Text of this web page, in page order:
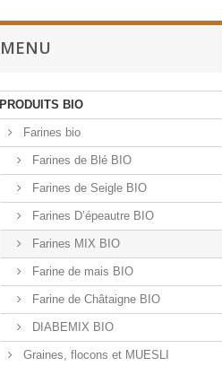
MENU
PRODUITS BIO
Farines bio
Farines de Blé BIO
Farines de Seigle BIO
Farines D’épeautre BIO
Farines MIX BIO
Farine de mais BIO
Farine de Châtaigne BIO
DIABEMIX BIO
Graines, flocons et MUESLI